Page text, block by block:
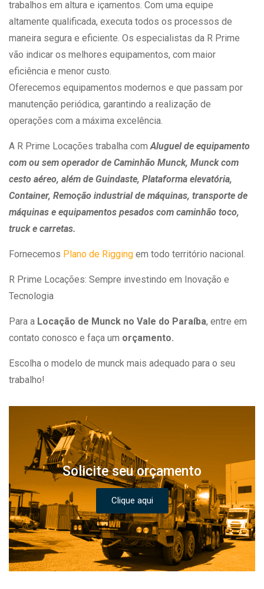
trabalhos em altura e içamentos. Com uma equipe
altamente qualificada, executa todos os processos de
maneira segura e eficiente. Os especialistas da R Prime
vão indicar os melhores equipamentos, com maior
eficiência e menor custo.
Oferecemos equipamentos modernos e que passam por
manutenção periódica, garantindo a realização de
operações com a máxima excelência.
A R Prime Locações trabalha com Aluguel de equipamento
com ou sem operador de Caminhão Munck, Munck com
cesto aéreo, além de Guindaste, Plataforma elevatória,
Container, Remoção industrial de máquinas, transporte de
máquinas e equipamentos pesados com caminhão toco,
truck e carretas.
Fornecemos Plano de Rigging em todo território nacional.
R Prime Locações: Sempre investindo em Inovação e
Tecnologia
Para a Locação de Munck no Vale do Paraíba, entre em
contato conosco e faça um orçamento.
Escolha o modelo de munck mais adequado para o seu
trabalho!
Solicite seu orçamento
Clique aqui